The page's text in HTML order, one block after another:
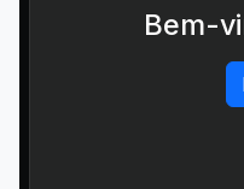
Bem-